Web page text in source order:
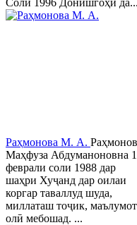
Раҳмонова М. А.
Маҳфуза Абдуманоновна
феврали соли 1988 дар
шаҳри Хуҷанд дар оилаи
коргар таваллуд шуда,
миллаташ тоҷик, маълумот
олӣ мебошад. ...